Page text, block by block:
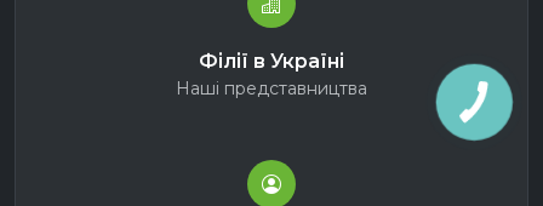
Філії в Україні
Наші представництва